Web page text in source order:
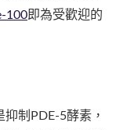
100即為受歡迎的
制PDE-5酵素，